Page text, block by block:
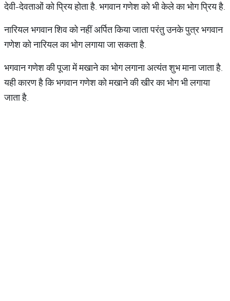
देवी-देवताओं को प्रिय होता है. भगवान गणेश को भी केले का भोग प्रिय है.
नारियल भगवान शिव को नहीं अर्पित किया जाता परंतु उनके पुत्र भगवान
गणेश को नारियल का भोग लगाया जा सकता है.
भगवान गणेश की पूजा में मखाने का भोग लगाना अत्यंत शुभ माना जाता है.
यही कारण है कि भगवान गणेश को मखाने की खीर का भोग भी लगाया
जाता है.